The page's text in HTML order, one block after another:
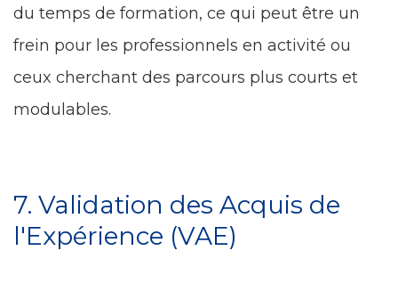
du temps de formation, ce qui peut être un
frein pour les professionnels en activité ou
ceux cherchant des parcours plus courts et
modulables.
7. Validation des Acquis de
l'Expérience (VAE)